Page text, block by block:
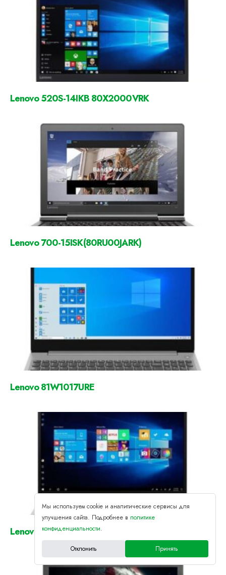
Lenovo 520S-14IKB 80X2000VRK
Lenovo 700-15ISK(80RU00JARK)
Lenovo 81W1017URE
Lenovo 82C7000YRU
Мы используем cookie и аналитические сервисы для
улучшения сайта. Подробнее в политике
конфиденциальности.
Отклонить Принять